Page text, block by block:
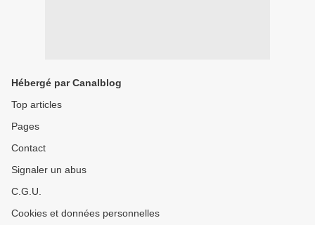
Hébergé par Canalblog
Top articles
Pages
Contact
Signaler un abus
C.G.U.
Cookies et données personnelles